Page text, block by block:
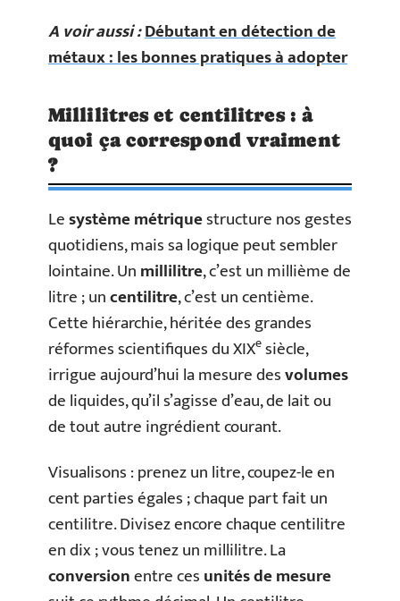
A voir aussi :Débutant en détection de
métaux : les bonnes pratiques à adopter
Millilitres et centilitres : à
quoi ça correspond vraiment
?
Lesystème métriquestructure nos gestes
quotidiens, mais sa logique peut sembler
lointaine. Unmillilitre, c’est un millième de
litre ; uncentilitre, c’est un centième.
Cette hiérarchie, héritée des grandes
réformes scientifiques du XIXesiècle,
irrigue aujourd’hui la mesure desvolumes
de liquides, qu’il s’agisse d’eau, de lait ou
de tout autre ingrédient courant.
Visualisons : prenez un litre, coupez-le en
cent parties égales ; chaque part fait un
centilitre. Divisez encore chaque centilitre
en dix ; vous tenez un millilitre. La
conversionentre cesunités de mesure